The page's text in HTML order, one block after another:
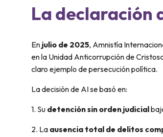
La declaración
En julio de 2025, Amnistía
en la Unidad Anticorrupción de
claro ejemplo de persecución política.
La decisión de AI se basó en:
1. Su detención sin orden judicial
2. La ausencia total de delitos